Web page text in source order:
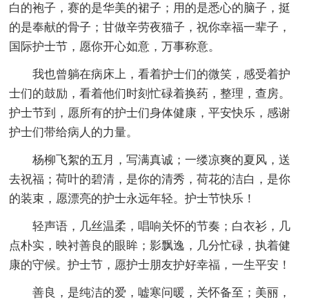
白的袍子，赛的是华美的裙子；用的是悉心的脑子，挺
的是奉献的骨子；甘做辛劳夜猫子，祝你幸福一辈子，
国际护士节，愿你开心如意，万事称意。
我也曾躺在病床上，看着护士们的微笑，感受着护
士们的鼓励，看着他们时刻忙碌着换药，整理，查房。
护士节到，愿所有的护士们身体健康，平安快乐，感谢
护士们带给病人的力量。
杨柳飞絮的五月，写满真诚；一缕凉爽的夏风，送
去祝福；荷叶的碧清，是你的清秀，荷花的洁白，是你
的装束，愿漂亮的护士永远年轻。护士节快乐！
轻声语，几丝温柔，唱响关怀的节奏；白衣衫，几
点朴实，映衬善良的眼眸；影飘逸，几分忙碌，执着健
康的守候。护士节，愿护士朋友护好幸福，一生平安！
善良，是纯洁的爱，嘘寒问暖，关怀备至；美丽，